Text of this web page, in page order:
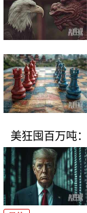
美狂囤百万吨